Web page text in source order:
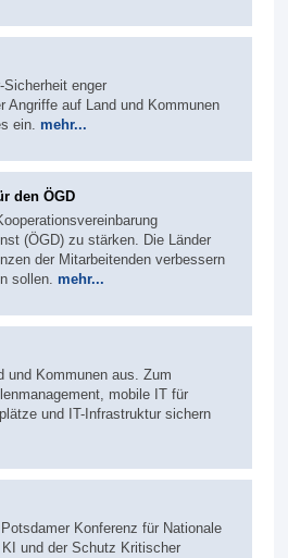
enger
Angriffe auf Land und Kommunen
ein. mehr...
den ÖGD
(ÖGD) zu stärken. Die Länder
der Mitarbeitenden verbessern
sollen. mehr...
und Kommunen aus. Zum
mobile IT für
und IT-Infrastruktur sichern
Konferenz für Nationale
und der Schutz Kritischer